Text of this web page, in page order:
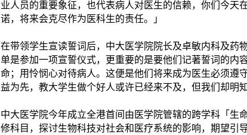
业人员的重要象征，也代表病人对医生的信赖，你们今天
诺，将来会克尽作为医科生的责任。」
在带领学生宣读誓词后，中大医学院院长及卓敏内科及药
单是参加一项宣誓仪式，更重要的是要他们记著誓词的
命；用怜悯心对待病人。这便是他们将来成为医生必须遵
益为先，教大学生做个好人或许已经来不及，但我们却明
中大医学院今年成立全港首间由医学院管辖的跨学科「
修科目，探讨生物科技对社会和医疗系统的影响，期望引